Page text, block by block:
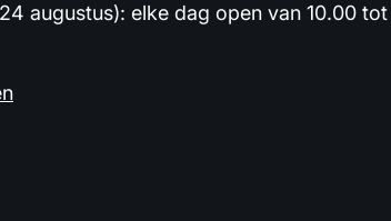
augustus): elke dag open van 10.00 tot